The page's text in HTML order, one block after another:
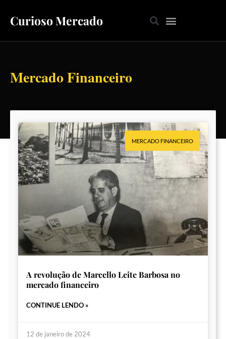
Curioso Mercado
Mercado Financeiro
MERCADO FINANCEIRO
A revolução de Marcello Leite Barbosa no
mercado financeiro
CONTINUE LENDO »
12 de janeiro de 2024